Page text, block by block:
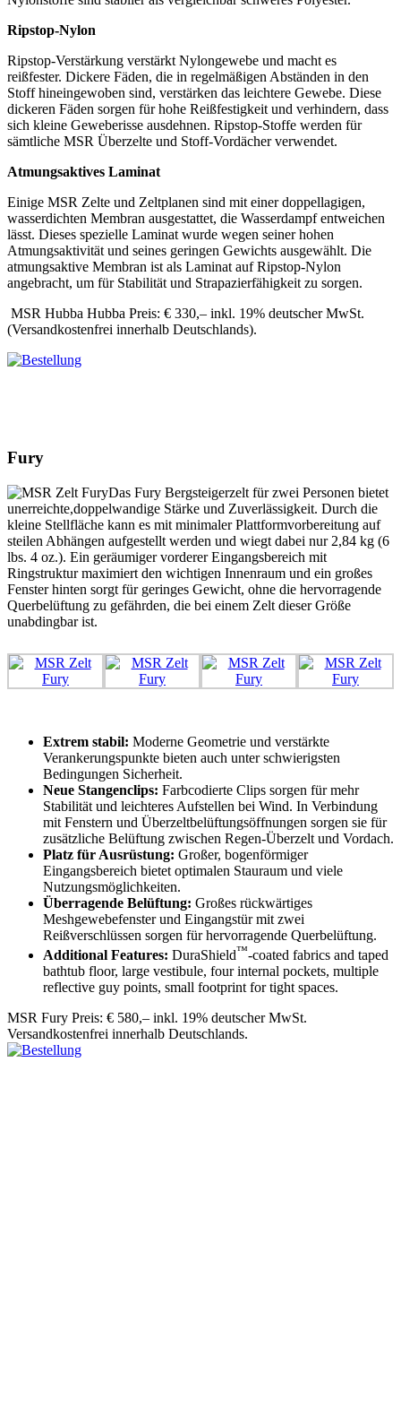
Ripstop-Nylon
Ripstop-Verstärkung verstärkt Nylongewebe und macht es
reißfester. Dickere Fäden, die in regelmäßigen Abständen in den
Stoff hineingewoben sind, verstärken das leichtere Gewebe. Diese
dickeren Fäden sorgen für hohe Reißfestigkeit und verhindern, dass
sich kleine Geweberisse ausdehnen. Ripstop-Stoffe werden für
sämtliche MSR Überzelte und Stoff-Vordächer verwendet.
Atmungsaktives Laminat
Einige MSR Zelte und Zeltplanen sind mit einer doppellagigen,
wasserdichten Membran ausgestattet, die Wasserdampf entweichen
lässt. Dieses spezielle Laminat wurde wegen seiner hohen
Atmungsaktivität und seines geringen Gewichts ausgewählt. Die
atmungsaktive Membran ist als Laminat auf Ripstop-Nylon
angebracht, um für Stabilität und Strapazierfähigkeit zu sorgen.
MSR Hubba Hubba Preis: € 330,– inkl. 19% deutscher MwSt.
(Versandkostenfrei innerhalb Deutschlands).
Fury
Das Fury Bergsteigerzelt für zwei Personen bietet
unerreichte,doppelwandige Stärke und Zuverlässigkeit. Durch die
kleine Stellfläche kann es mit minimaler Plattformvorbereitung auf
steilen Abhängen aufgestellt werden und wiegt dabei nur 2,84 kg (6
lbs. 4 oz.). Ein geräumiger vorderer Eingangsbereich mit
Ringstruktur maximiert den wichtigen Innenraum und ein großes
Fenster hinten sorgt für geringes Gewicht, ohne die hervorragende
Querbelüftung zu gefährden, die bei einem Zelt dieser Größe
unabdingbar ist.
Extrem stabil: Moderne Geometrie und verstärkte
Verankerungspunkte bieten auch unter schwierigsten
Bedingungen Sicherheit.
Neue Stangenclips: Farbcodierte Clips sorgen für mehr
Stabilität und leichteres Aufstellen bei Wind. In Verbindung
mit Fenstern und Überzeltbelüftungsöffnungen sorgen sie für
zusätzliche Belüftung zwischen Regen-Überzelt und Vordach.
Platz für Ausrüstung: Großer, bogenförmiger
Eingangsbereich bietet optimalen Stauraum und viele
Nutzungsmöglichkeiten.
Überragende Belüftung: Großes rückwärtiges
Meshgewebefenster und Eingangstür mit zwei
Reißverschlüssen sorgen für hervorragende Querbelüftung.
Additional Features: DuraShield™-coated fabrics and taped
bathtub floor, large vestibule, four internal pockets, multiple
reflective guy points, small footprint for tight spaces.
MSR Fury Preis: € 580,– inkl. 19% deutscher MwSt.
Versandkostenfrei innerhalb Deutschlands.